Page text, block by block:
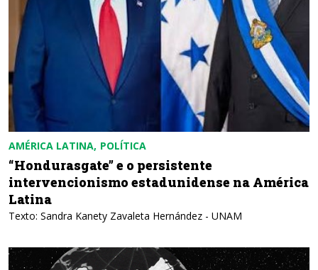
AMÉRICA LATINA POLÍTICA
“Hondurasgate” e o persistente
intervencionismo estadunidense na América
Latina
Texto: Sandra Kanety Zavaleta Hernández - UNAM